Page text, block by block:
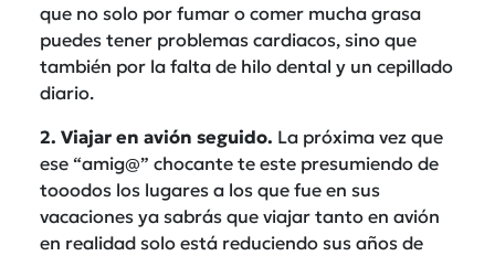
que no solo por fumar o comer mucha grasa
puedes tener problemas cardiacos, sino que
también por la falta de hilo dental y un cepillado
diario.
2. Viajar en avión seguido. La próxima vez que
ese “amig@” chocante te este presumiendo de
tooodos los lugares a los que fue en sus
vacaciones ya sabrás que viajar tanto en avión
en realidad solo está reduciendo sus años de